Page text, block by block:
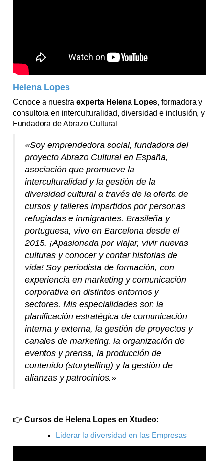
Helena Lopes
Conoce a nuestraexperta Helena Lopes, formadora y
consultora en interculturalidad, diversidad e inclusión, y
Fundadora de Abrazo Cultural
«Soy emprendedora social, fundadora del
proyecto Abrazo Cultural en España,
asociación que promueve la
interculturalidad y la gestión de la
diversidad cultural a través de la oferta de
cursos y talleres impartidos por personas
refugiadas e inmigrantes. Brasileña y
portuguesa, vivo en Barcelona desde el
2015. ¡Apasionada por viajar, vivir nuevas
culturas y conocer y contar historias de
vida! Soy periodista de formación, con
experiencia en marketing y comunicación
corporativa en distintos entornos y
sectores. Mis especialidades son la
planificación estratégica de comunicación
interna y externa, la gestión de proyectos y
canales de marketing, la organización de
eventos y prensa, la producción de
contenido (storytelling) y la gestión de
alianzas y patrocinios.»
👉Cursos de Helena Lopes en Xtudeo:
Liderar la diversidad en las Empresas